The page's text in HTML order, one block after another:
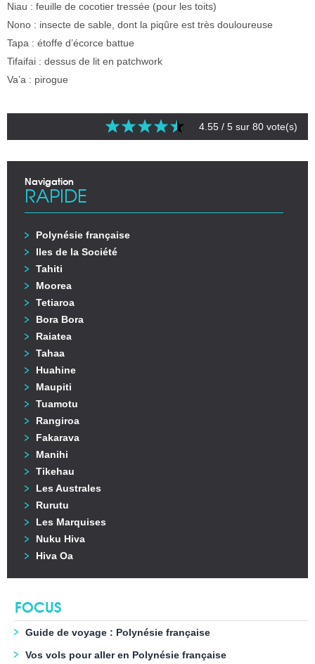
Niau : feuille de cocotier tressée (pour les toits)
Nono : insecte de sable, dont la piqûre est très douloureuse
Tapa : étoffe d’écorce battue
Tifaifai : dessus de lit en patchwork
Va’a : pirogue
4.55 / 5 sur 80 vote(s)
Navigation
RAPIDE
Polynésie française
Iles de la Société
Tahiti
Moorea
Tetiaroa
Bora Bora
Raiatea
Tahaa
Huahine
Maupiti
Tuamotu
Rangiroa
Fakarava
Manihi
Tikehau
Les Australes
Rurutu
Les Marquises
Nuku Hiva
Hiva Oa
FOCUS
Guide de voyage : Polynésie française
Vos vols pour aller en Polynésie française